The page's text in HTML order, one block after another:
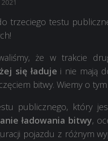
trzeciego testu
że w trakcie
się ładuje i nie mają
bitwy. Wiemy o
publicznego, który
ładowania bitwy,
pojazdu z różnym